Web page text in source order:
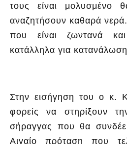
τους είναι μολυσμένο
αναζητήσουν καθαρά
που είναι ζωντανά και
κατάλληλα για
Στην εισήγηση του ο κ.
φορείς να στηρίξουν
σήραγγας που θα
Αιγαίο πρόταση που